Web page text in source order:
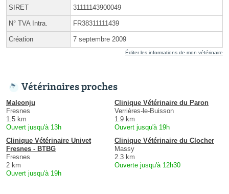
SIRET 31111143900049
N° TVA Intra. FR38311111439
Création 7 septembre 2009
Éditer les informations de mon vétérinaire
Vétérinaires proches
Maleonju
Fresnes
1.5 km
Ouvert jusqu'à 13h
Clinique Vétérinaire du Paron
Verrières-le-Buisson
1.9 km
Ouvert jusqu'à 19h
Clinique Vétérinaire Univet
Fresnes - BTBG
Fresnes
2 km
Ouvert jusqu'à 19h
Clinique Vétérinaire du Clocher
Massy
2.3 km
Ouverte jusqu'à 12h30